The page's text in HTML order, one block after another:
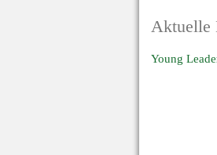
Aktuelle
Young